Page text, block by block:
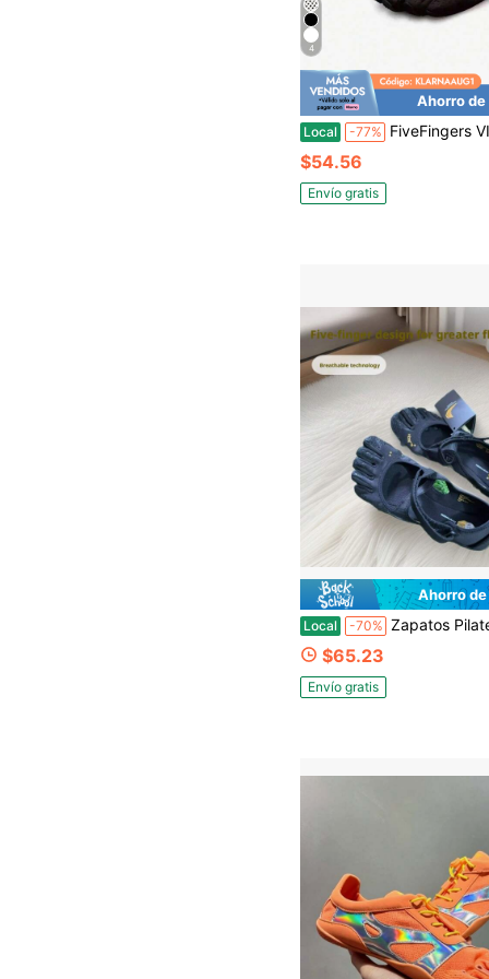
4
Ahorro de
Local -77% FiveFingers VI-B Zapatos de cinco dedos para mujer, yoga, pilates,
$54.56
Envío gratis
Ahorro de
Local -70% Zapatos Pilates de mujer V-Soul Fivefingers, zapatos deportivos y de
$65.23
Envío gratis